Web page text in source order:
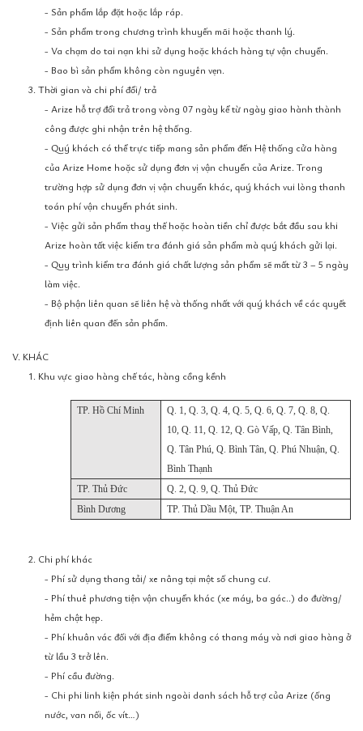
- Sản phẩm lắp đặt hoặc lắp ráp.
- Sản phẩm trong chương trình khuyến mãi hoặc thanh lý.
- Va chạm do tai nạn khi sử dụng hoặc khách hàng tự vận chuyển.
- Bao bì sản phẩm không còn nguyên vẹn.
3. Thời gian và chi phí đổi/ trả
- Arize hỗ trợ đổi trả trong vòng 07 ngày kể từ ngày giao hành thành
công được ghi nhận trên hệ thống.
- Quý khách có thể trực tiếp mang sản phẩm đến Hệ thống cửa hàng
của Arize Home hoặc sử dụng đơn vị vận chuyển của Arize. Trong
trường hợp sử dụng đơn vị vận chuyển khác, quý khách vui lòng thanh
toán phí vận chuyển phát sinh.
- Việc gửi sản phẩm thay thế hoặc hoàn tiền chỉ được bắt đầu sau khi
Arize hoàn tất việc kiểm tra đánh giá sản phẩm mà quý khách gửi lại.
- Quy trình kiểm tra đánh giá chất lượng sản phẩm sẽ mất từ 3 – 5 ngày
làm việc.
- Bộ phận liên quan sẽ liên hệ và thống nhất với quý khách về các quyết
định liên quan đến sản phẩm.
V. KHÁC
1. Khu vực giao hàng chế tác, hàng cồng kềnh
TP. Hồ Chí Minh
Q. 1, Q. 3, Q. 4, Q. 5, Q. 6, Q. 7, Q. 8, Q.
10, Q. 11, Q. 12, Q. Gò Vấp, Q. Tân Bình,
Q. Tân Phú, Q. Bình Tân, Q. Phú Nhuận, Q.
Bình Thạnh
TP. Thủ Đức
Q. 2, Q. 9, Q. Thủ Đức
Bình Dương
TP. Thủ Dầu Một, TP. Thuận An
2. Chi phí khác
- Phí sử dụng thang tải/ xe nâng tại một số chung cư.
- Phí thuê phương tiện vận chuyển khác (xe máy, ba gác..) do đường/
hẻm chật hẹp.
- Phí khuân vác đối với địa điểm không có thang máy và nơi giao hàng ở
từ lầu 3 trở lên.
- Phí cầu đường.
- Chi phi linh kiện phát sinh ngoài danh sách hỗ trợ của Arize (ống
nước, van nối, ốc vít…)